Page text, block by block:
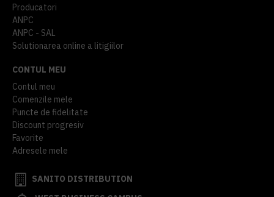
Producatori
ANPC
ANPC - SAL
Solutionarea online a litigiilor
CONTUL MEU
Contul meu
Comenzile mele
Puncte de fidelitate
Discount progresiv
Favorite
Adresele mele
SANITO DISTRIBUTION